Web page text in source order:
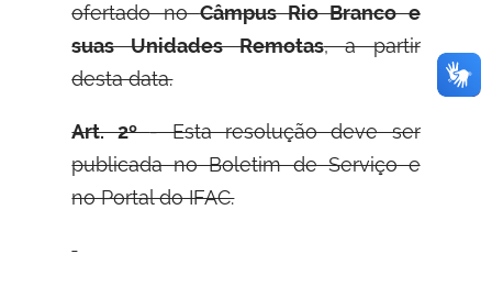
ofertado noCâmpus Rio Branco e
suas Unidades Remotas, a partir
desta data.
Art. 2º- Esta resolução deve ser
publicada no Boletim de Serviço e
no Portal do IFAC.